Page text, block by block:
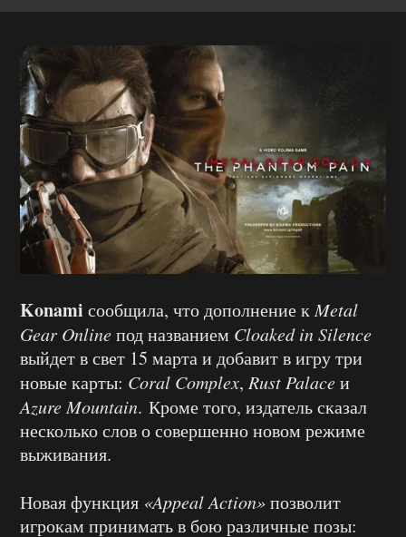
Konami сообщила, что дополнение кMetal
Gear Onlineпод названием Cloaked in Silence
выйдет в свет 15 марта и добавит в игру три
новые карты: Coral Complex, Rust Palaceи
Azure Mountain. Кроме того, издатель сказал
несколько слов о совершенно новом режиме
выживания.
Новая функция «Appeal Action»позволит
игрокам принимать в бою различные позы: